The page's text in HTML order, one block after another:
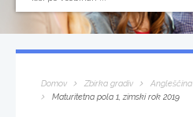
Domov Zbirka gradiv Angleščina
Maturitetna pola 1, zimski rok 2019